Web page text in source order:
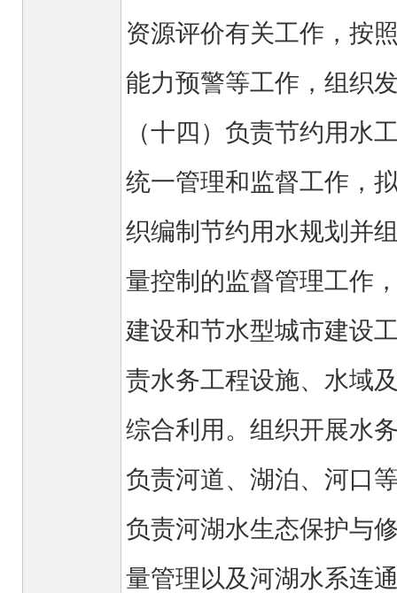
资源评价有关工作，按
能力预警等工作，组
（十四）负责节约用水
统一管理和监督工作，
织编制节约用水规划并
量控制的监督管理工作
建设和节水型城市建
责水务工程设施、水域
综合利用。组织开展水
负责河道、湖泊、河口
负责河湖水生态保护与
量管理以及河湖水系连